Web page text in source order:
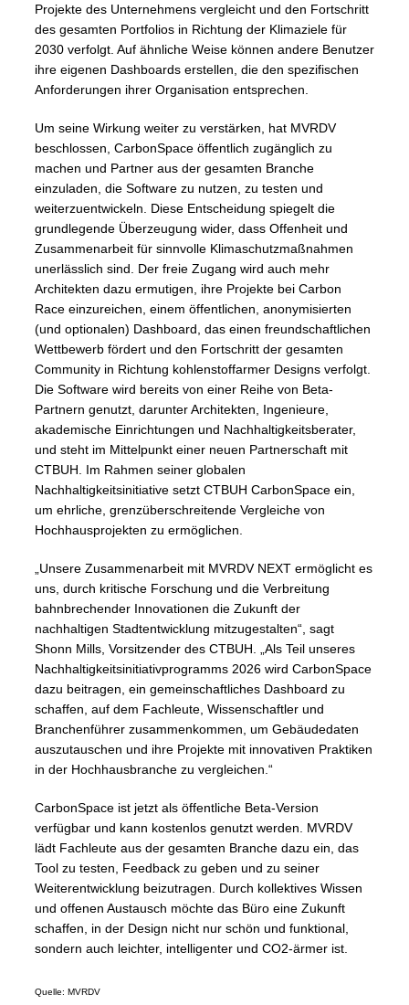
Projekte des Unternehmens vergleicht und den Fortschritt
des gesamten Portfolios in Richtung der Klimaziele für
2030 verfolgt. Auf ähnliche Weise können andere Benutzer
ihre eigenen Dashboards erstellen, die den spezifischen
Anforderungen ihrer Organisation entsprechen.
Um seine Wirkung weiter zu verstärken, hat MVRDV
beschlossen, CarbonSpace öffentlich zugänglich zu
machen und Partner aus der gesamten Branche
einzuladen, die Software zu nutzen, zu testen und
weiterzuentwickeln. Diese Entscheidung spiegelt die
grundlegende Überzeugung wider, dass Offenheit und
Zusammenarbeit für sinnvolle Klimaschutzmaßnahmen
unerlässlich sind. Der freie Zugang wird auch mehr
Architekten dazu ermutigen, ihre Projekte bei Carbon
Race einzureichen, einem öffentlichen, anonymisierten
(und optionalen) Dashboard, das einen freundschaftlichen
Wettbewerb fördert und den Fortschritt der gesamten
Community in Richtung kohlenstoffarmer Designs verfolgt.
Die Software wird bereits von einer Reihe von Beta-
Partnern genutzt, darunter Architekten, Ingenieure,
akademische Einrichtungen und Nachhaltigkeitsberater,
und steht im Mittelpunkt einer neuen Partnerschaft mit
CTBUH. Im Rahmen seiner globalen
Nachhaltigkeitsinitiative setzt CTBUH CarbonSpace ein,
um ehrliche, grenzüberschreitende Vergleiche von
Hochhausprojekten zu ermöglichen.
„Unsere Zusammenarbeit mit MVRDV NEXT ermöglicht es
uns, durch kritische Forschung und die Verbreitung
bahnbrechender Innovationen die Zukunft der
nachhaltigen Stadtentwicklung mitzugestalten“, sagt
Shonn Mills, Vorsitzender des CTBUH. „Als Teil unseres
Nachhaltigkeitsinitiativprogramms 2026 wird CarbonSpace
dazu beitragen, ein gemeinschaftliches Dashboard zu
schaffen, auf dem Fachleute, Wissenschaftler und
Branchenführer zusammenkommen, um Gebäudedaten
auszutauschen und ihre Projekte mit innovativen Praktiken
in der Hochhausbranche zu vergleichen.“
CarbonSpace ist jetzt als öffentliche Beta-Version
verfügbar und kann kostenlos genutzt werden. MVRDV
lädt Fachleute aus der gesamten Branche dazu ein, das
Tool zu testen, Feedback zu geben und zu seiner
Weiterentwicklung beizutragen. Durch kollektives Wissen
und offenen Austausch möchte das Büro eine Zukunft
schaffen, in der Design nicht nur schön und funktional,
sondern auch leichter, intelligenter und CO2-ärmer ist.
Quelle: MVRDV